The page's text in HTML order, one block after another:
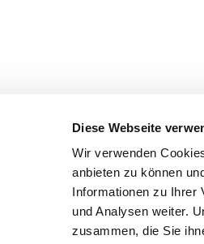
Diese Webseite
Wir verwenden
anbieten zu können
Informationen zu Ihrer
und Analysen weiter.
zusammen, die Sie